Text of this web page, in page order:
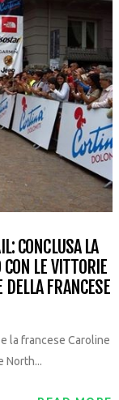
CONCLUSA LA
LE VITTORIE
FRANCESE
la francese Caroline
North...